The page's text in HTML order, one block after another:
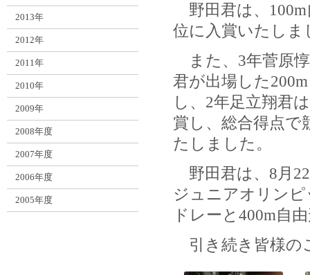
野田君は、100m
位に入賞いたしま
また、3年菅原
君が出場した
し、2年足立翔君
賞し、総合得点で
たしました。
野田君は、8月
ジュニアオリンピ
ドレーと400m自
引き続き皆様の
2013年
2012年
2011年
2010年
2009年
2008年度
2007年度
2006年度
2005年度